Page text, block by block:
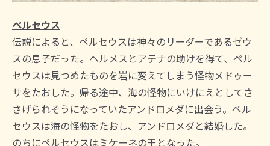
ペルセウス
伝説によると、ペルセウスは神々のリーダーであるゼウ
スの息子だった。ヘルメスとアテナの助けを得て、ペル
セウスは見つめたものを岩に変えてしまう怪物メドゥー
サをたおした。帰る途中、海の怪物にいけにえとしてさ
さげられそうになっていたアンドロメダに出会う。ペル
セウスは海の怪物をたおし、アンドロメダと結婚した。
のちにペルセウスはミケーネの王となった。